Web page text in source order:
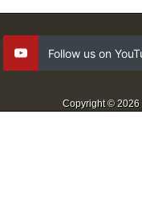
Follow us on
Copyright © 2026